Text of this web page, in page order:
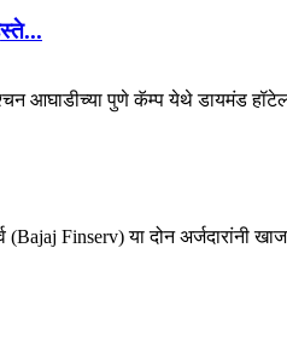
आघाडीच्या पुणे कॅम्प येथे डायमंड
Finserv) या दोन अर्जदारांनी